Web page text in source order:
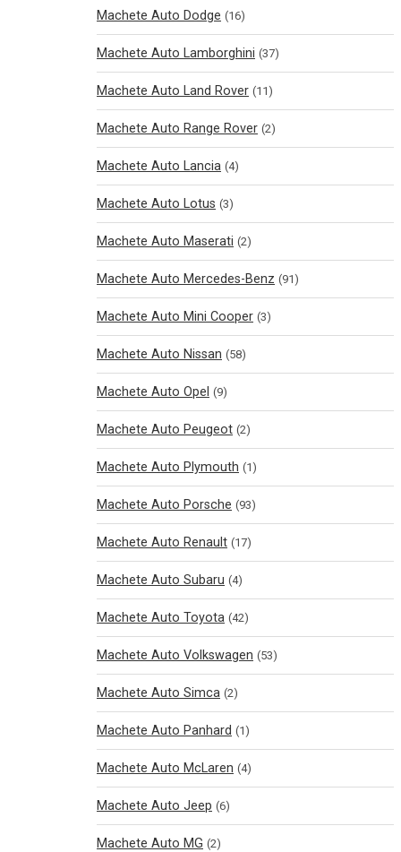
Machete Auto Dodge (16)
Machete Auto Lamborghini (37)
Machete Auto Land Rover (11)
Machete Auto Range Rover (2)
Machete Auto Lancia (4)
Machete Auto Lotus (3)
Machete Auto Maserati (2)
Machete Auto Mercedes-Benz (91)
Machete Auto Mini Cooper (3)
Machete Auto Nissan (58)
Machete Auto Opel (9)
Machete Auto Peugeot (2)
Machete Auto Plymouth (1)
Machete Auto Porsche (93)
Machete Auto Renault (17)
Machete Auto Subaru (4)
Machete Auto Toyota (42)
Machete Auto Volkswagen (53)
Machete Auto Simca (2)
Machete Auto Panhard (1)
Machete Auto McLaren (4)
Machete Auto Jeep (6)
Machete Auto MG (2)